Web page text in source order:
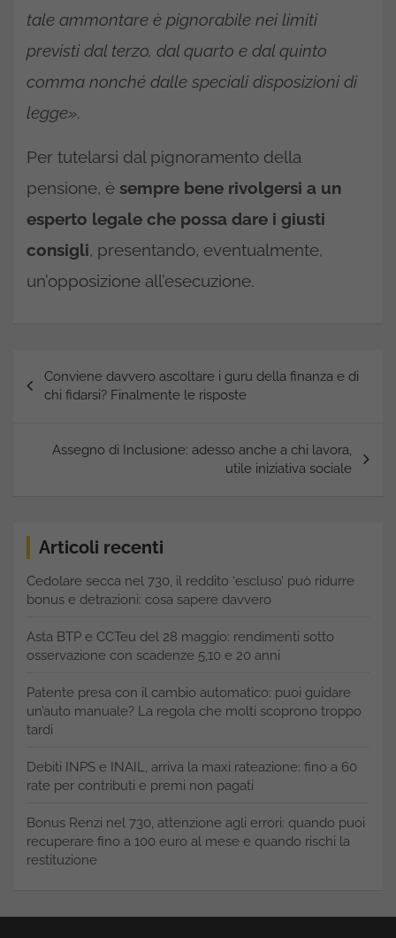
tale ammontare è pignorabile nei limiti
previsti dal terzo, dal quarto e dal quinto
comma nonché dalle speciali disposizioni di
legge».
Per tutelarsi dal pignoramento della
pensione, è sempre bene rivolgersi a un
esperto legale che possa dare i giusti
consigli, presentando, eventualmente,
un’opposizione all’esecuzione.
Navigazione
articoli
Conviene davvero ascoltare i guru della finanza e di
chi fidarsi? Finalmente le risposte
Assegno di Inclusione: adesso anche a chi lavora,
utile iniziativa sociale
Articoli recenti
Cedolare secca nel 730, il reddito ‘escluso’ può ridurre
bonus e detrazioni: cosa sapere davvero
Asta BTP e CCTeu del 28 maggio: rendimenti sotto
osservazione con scadenze 5,10 e 20 anni
Patente presa con il cambio automatico: puoi guidare
un’auto manuale? La regola che molti scoprono troppo
tardi
Debiti INPS e INAIL, arriva la maxi rateazione: fino a 60
rate per contributi e premi non pagati
Bonus Renzi nel 730, attenzione agli errori: quando puoi
recuperare fino a 100 euro al mese e quando rischi la
restituzione